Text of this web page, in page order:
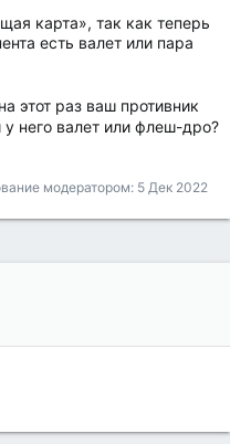
карта», так как теперь
есть валет или пара
этот раз ваш противник
него валет или флеш-дро?
модератором: 5 Дек 2022